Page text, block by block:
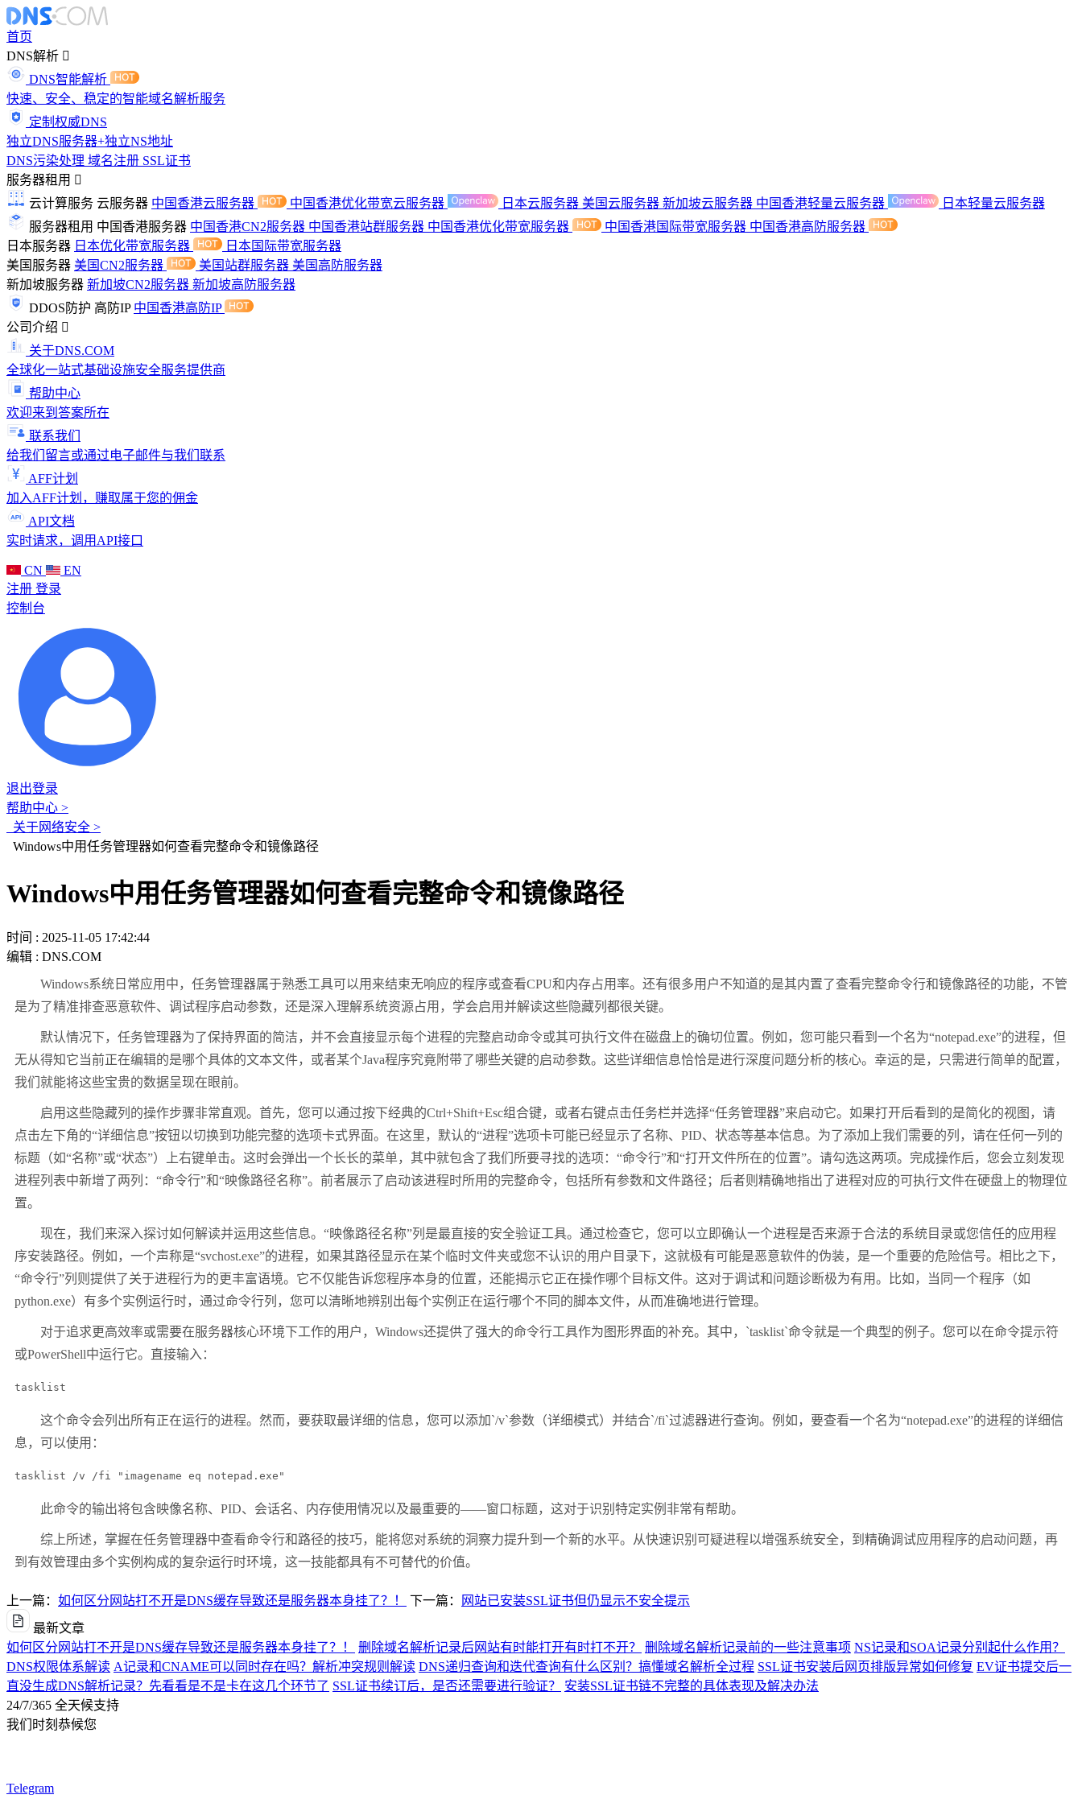
首页
DNS解析
DNS智能解析
快速、安全、稳定的智能域名解析服务
定制权威DNS
独立DNS服务器+独立NS地址
DNS污染处理 域名注册 SSL证书
服务器租用
云计算服务 云服务器 中国香港云服务器 中国香港优化带宽云服务器 日本云服务器 美国云服务器 新加坡云服务器 中国香港轻量云服务器
日本轻量云服务器
服务器租用 中国香港服务器 中国香港CN2服务器 中国香港站群服务器 中国香港优化带宽服务器 中国香港国际带宽服务器 中国香港高防服务器
日本服务器 日本优化带宽服务器
日本国际带宽服务器
美国服务器 美国CN2服务器 美国站群服务器 美国高防服务器
新加坡服务器 新加坡CN2服务器 新加坡高防服务器
DDOS防护 高防IP 中国香港高防IP
公司介绍
关于DNS.COM
全球化一站式基础设施安全服务提供商
帮助中心
欢迎来到答案所在
联系我们
给我们留言或通过电子邮件与我们联系
AFF计划
加入AFF计划，赚取属于您的佣金
API文档
实时请求，调用API接口
CN
EN
注册 登录
控制台
退出登录
帮助中心 >
关于网络安全 >
Windows中用任务管理器如何查看完整命令和镜像路径
Windows中用任务管理器如何查看完整命令和镜像路径
时间 : 2025-11-05 17:42:44
编辑 : DNS.COM
Windows系统日常应用中，任务管理器属于熟悉工具可以用来结束无响应的程序或查看CPU和内存占用率。还有很多用户不知道的是其内置了查看完整命令行和镜像路径的功能，不管
是为了精准排查恶意软件、调试程序启动参数，还是深入理解系统资源占用，学会启用并解读这些隐藏列都很关键。
默认情况下，任务管理器为了保持界面的简洁，并不会直接显示每个进程的完整启动命令或其可执行文件在磁盘上的确切位置。例如，您可能只看到一个名为“notepad.exe”的进程，但
无从得知它当前正在编辑的是哪个具体的文本文件，或者某个Java程序究竟附带了哪些关键的启动参数。这些详细信息恰恰是进行深度问题分析的核心。幸运的是，只需进行简单的配置，
我们就能将这些宝贵的数据呈现在眼前。
启用这些隐藏列的操作步骤非常直观。首先，您可以通过按下经典的Ctrl+Shift+Esc组合键，或者右键点击任务栏并选择“任务管理器”来启动它。如果打开后看到的是简化的视图，请
点击左下角的“详细信息”按钮以切换到功能完整的选项卡式界面。在这里，默认的“进程”选项卡可能已经显示了名称、 PID、状态等基本信息。为了添加上我们需要的列，请在任何一列的
标题（如“名称”或“状态”）上右键单击。这时会弹出一个长长的菜单，其中就包含了我们所要寻找的选项：“命令行”和“打开文件所在的位置”。请勾选这两项。完成操作后，您会立刻发现
进程列表中新增了两列：“命令行”和“映像路径名称”。前者展示了启动该进程时所用的完整命令，包括所有参数和文件路径；后者则精确地指出了进程对应的可执行文件在硬盘上的物理位
置。
现在，我们来深入探讨如何解读并运用这些信息。“映像路径名称”列是最直接的安全验证工具。通过检查它，您可以立即确认一个进程是否来源于合法的系统目录或您信任的应用程
序安装路径。例如，一个声称是“svchost.exe”的进程，如果其路径显示在某个临时文件夹或您不认识的用户目录下，这就极有可能是恶意软件的伪装，是一个重要的危险信号。相比之下，
“命令行”列则提供了关于进程行为的更丰富语境。它不仅能告诉您程序本身的位置，还能揭示它正在操作哪个目标文件。这对于调试和问题诊断极为有用。比如，当同一个程序（如
python.exe）有多个实例运行时，通过命令行列，您可以清晰地辨别出每个实例正在运行哪个不同的脚本文件，从而准确地进行管理。
对于追求更高效率或需要在服务器核心环境下工作的用户， Windows还提供了强大的命令行工具作为图形界面的补充。其中， `tasklist`命令就是一个典型的例子。您可以在命令提示符
或PowerShell中运行它。直接输入：
tasklist
这个命令会列出所有正在运行的进程。然而，要获取最详细的信息，您可以添加`/v`参数（详细模式）并结合`/fi`过滤器进行查询。例如，要查看一个名为“notepad.exe”的进程的详细信
息，可以使用：
tasklist /v /fi "imagename eq notepad.exe"
此命令的输出将包含映像名称、 PID、会话名、内存使用情况以及最重要的——窗口标题，这对于识别特定实例非常有帮助。
综上所述，掌握在任务管理器中查看命令行和路径的技巧，能将您对系统的洞察力提升到一个新的水平。从快速识别可疑进程以增强系统安全，到精确调试应用程序的启动问题，再
到有效管理由多个实例构成的复杂运行时环境，这一技能都具有不可替代的价值。
上一篇： 如何区分网站打不开是DNS缓存导致还是服务器本身挂了？！ 下一篇：
网站已安装SSL证书但仍显示不安全提示
最新文章
如何区分网站打不开是DNS缓存导致还是服务器本身挂了？！
删除域名解析记录后网站有时能打开有时打不开？ 删除域名解析记录前的一些注意事项 NS记录和SOA记录分别起什么作用？
DNS权限体系解读 A记录和CNAME可以同时存在吗？解析冲突规则解读 DNS递归查询和迭代查询有什么区别？搞懂域名解析全过程 SSL证书安装后网页排版异常如何修复 EV证书提交后一
直没生成DNS解析记录？先看看是不是卡在这几个环节了 SSL证书续订后，是否还需要进行验证？
安装SSL证书链不完整的具体表现及解决办法
24/7/365 全天候支持
我们时刻恭候您
Telegram